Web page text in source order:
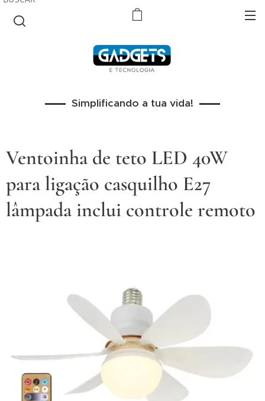
Simplificando a tua vida!
Ventoinha de teto LED 40W
para ligação casquilho E27
lâmpada inclui controle remoto